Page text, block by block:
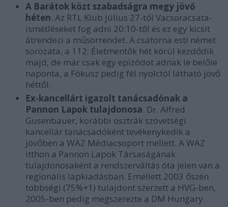
A Barátok közt szabadságra megy jövő
héten. Az RTL Klub július 27-től Vacsoracsata-
ismétléseket fog adni 20:10-től és ez egy kicsit
átrendezi a műsorrendet. A csatorna esti német
sorozata, a 112: Életmentők hét körül kezdődik
majd, de már csak egy epizódot adnak le belőle
naponta, a Fókusz pedig fél nyolctól látható jövő
héttől.
Ex-kancellárt igazolt tanácsadónak a
Pannon Lapok tulajdonosa. Dr. Alfred
Gusenbauer, korábbi osztrák szövetségi
kancellár tanácsadóként tevékenykedik a
jövőben a WAZ Médiacsoport mellett. A WAZ
itthon a Pannon Lapok Társaságának
tulajdonosaként a rendszerváltás óta jelen van a
regionális lapkiadásban. Emellett 2003 őszén
többségi (75%+1) tulajdont szerzett a HVG-ben,
2005-ben pedig megszerezte a DM Hungary